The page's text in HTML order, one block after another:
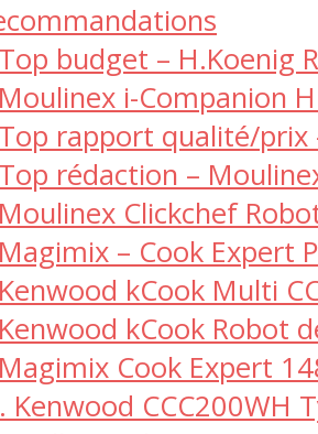
budget – H.Koenig
i-Companion
rapport qualité/prix
rédaction –
Clickchef
– Cook Expert
kCook Multi
kCook Robot
Cook Expert
Kenwood CCC200WH